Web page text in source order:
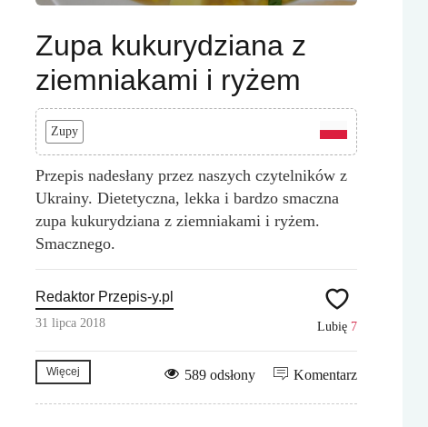
Zupa kukurydziana z
ziemniakami i ryżem
Zupy
Przepis nadesłany przez naszych czytelników z
Ukrainy. Dietetyczna, lekka i bardzo smaczna
zupa kukurydziana z ziemniakami i ryżem.
Smacznego.
Redaktor Przepis-y.pl
31 lipca 2018 Lubię 7
Więcej Komentarz
589 odsłony